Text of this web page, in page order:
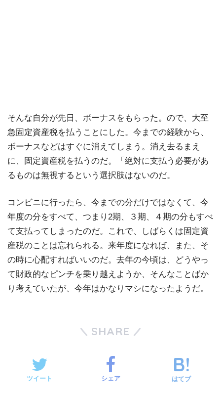
そんな自分が先日、ボーナスをもらった。ので、大至
急固定資産税を払うことにした。今までの経験から、
ボーナスなどはすぐに消えてしまう。消え去るまえ
に、固定資産税を払うのだ。「絶対に支払う必要があ
るものは無視するという選択肢はないのだ。
コンビニに行ったら、今までの分だけではなくて、今
年度の分をすべて、つまり2期、３期、４期の分もすべ
て支払ってしまったのだ。これで、しばらくは固定資
産税のことは忘れられる。来年度になれば、また、そ
の時に心配すればいいのだ。去年の今頃は、どうやっ
て財政的なピンチを乗り越えようか、そんなことばか
り考えていたが、今年はかなりマシになったようだ。
SHARE
ツイート シェア はてブ